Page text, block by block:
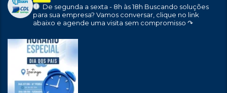
De segunda a sexta - 8h às 18h Buscando soluções
para sua empresa? Vamos conversar, clique no link
abaixo e agende uma visita sem compromisso ↷